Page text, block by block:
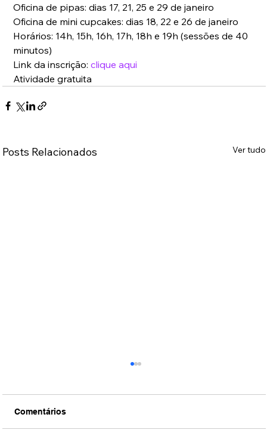
Oficina de pipas: dias 17, 21, 25 e 29 de janeiro
Oficina de mini cupcakes: dias 18, 22 e 26 de janeiro
Horários: 14h, 15h, 16h, 17h, 18h e 19h (sessões de 40
minutos)
Link da inscrição: clique aqui
Atividade gratuita
Posts Relacionados Ver tudo
Comentários